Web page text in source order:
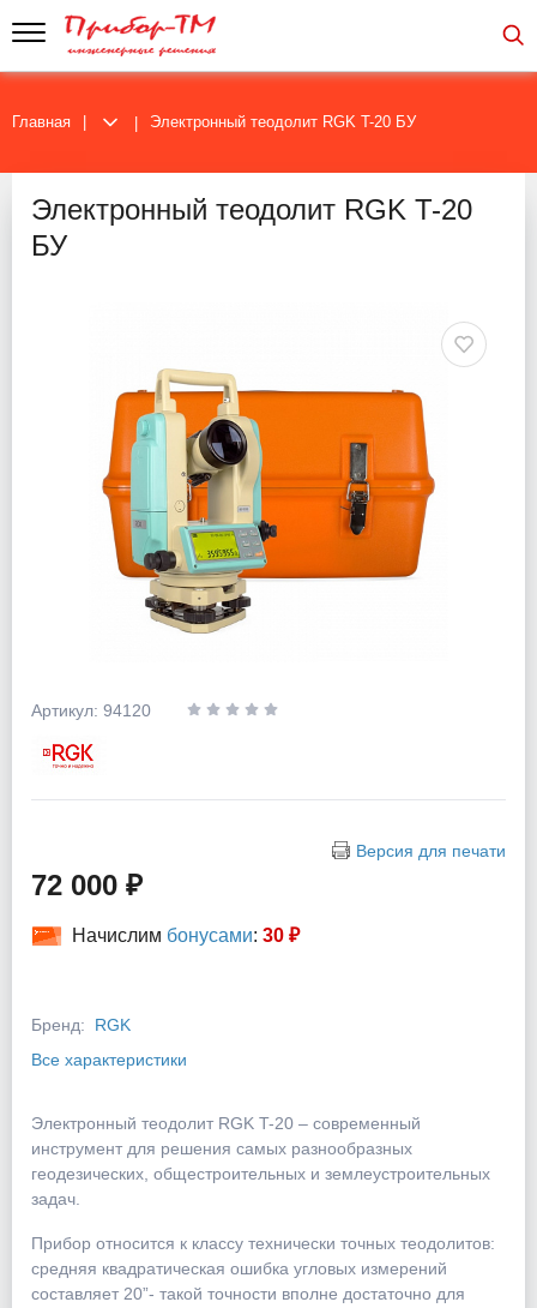
Главная Электронный теодолит RGK T-20 БУ
Электронный теодолит RGK T-20
БУ
Артикул: 94120
Версия для печати
72 000 ₽
Начислим бонусами: 30 ₽
Бренд:
RGK
Все характеристики
Электронный теодолит RGK T-20 – современный
инструмент для решения самых разнообразных
геодезических, общестроительных и землеустроительных
задач.
Прибор относится к классу технически точных теодолитов:
средняя квадратическая ошибка угловых измерений
составляет 20”- такой точности вполне достаточно для